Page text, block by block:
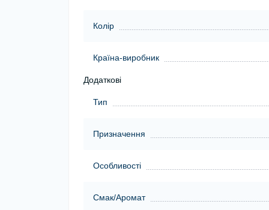
Колір
Країна-виробник
Додаткові
Тип
Призначення
Особливості
Смак/Аромат